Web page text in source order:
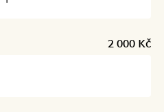
2 000 Kč